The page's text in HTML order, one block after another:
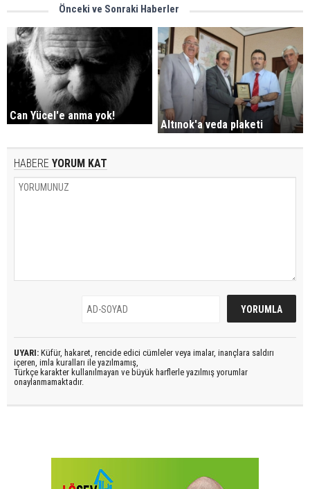
Önceki ve Sonraki Haberler
Can Yücel'e anma yok!
Altınok'a veda plaketi
HABERE YORUM KAT
UYARI: Küfür, hakaret, rencide edici cümleler veya imalar, inançlara saldırı
içeren, imla kuralları ile yazılmamış,
Türkçe karakter kullanılmayan ve büyük harflerle yazılmış yorumlar
onaylanmamaktadır.